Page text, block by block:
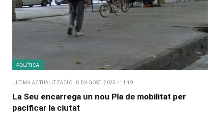
POLÍTICA
ULTIMA ACTUALITZACIÓ 8 D'AGOST, 2025 - 11:19
La Seu encarrega un nou Pla de mobilitat per
pacificar la ciutat